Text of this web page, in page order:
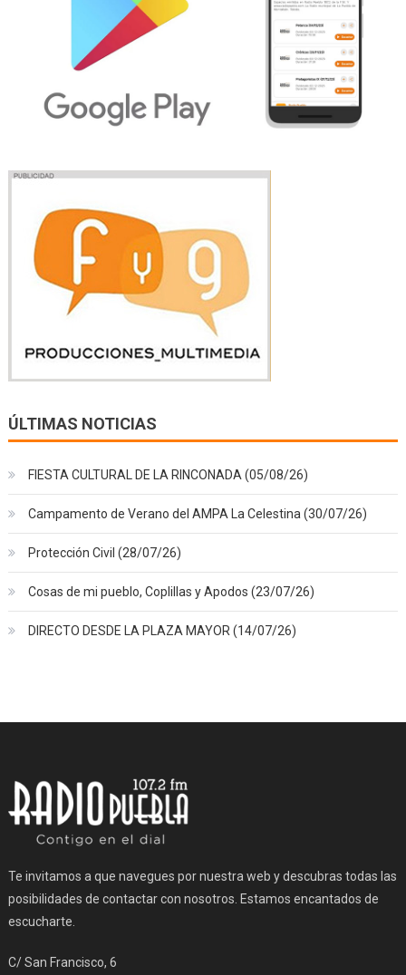
ÚLTIMAS NOTICIAS
FIESTA CULTURAL DE LA RINCONADA (05/08/26)
Campamento de Verano del AMPA La Celestina (30/07/26)
Protección Civil (28/07/26)
Cosas de mi pueblo, Coplillas y Apodos (23/07/26)
DIRECTO DESDE LA PLAZA MAYOR (14/07/26)
Te invitamos a que navegues por nuestra web y descubras todas las
posibilidades de contactar con nosotros. Estamos encantados de
escucharte.
C/ San Francisco, 6